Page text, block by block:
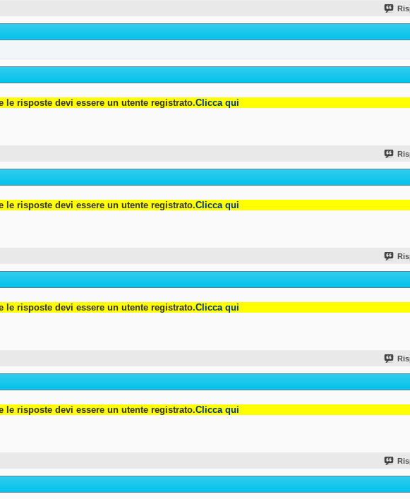
le risposte devi essere un utente registrato.Clicca qui
le risposte devi essere un utente registrato.Clicca qui
le risposte devi essere un utente registrato.Clicca qui
le risposte devi essere un utente registrato.Clicca qui